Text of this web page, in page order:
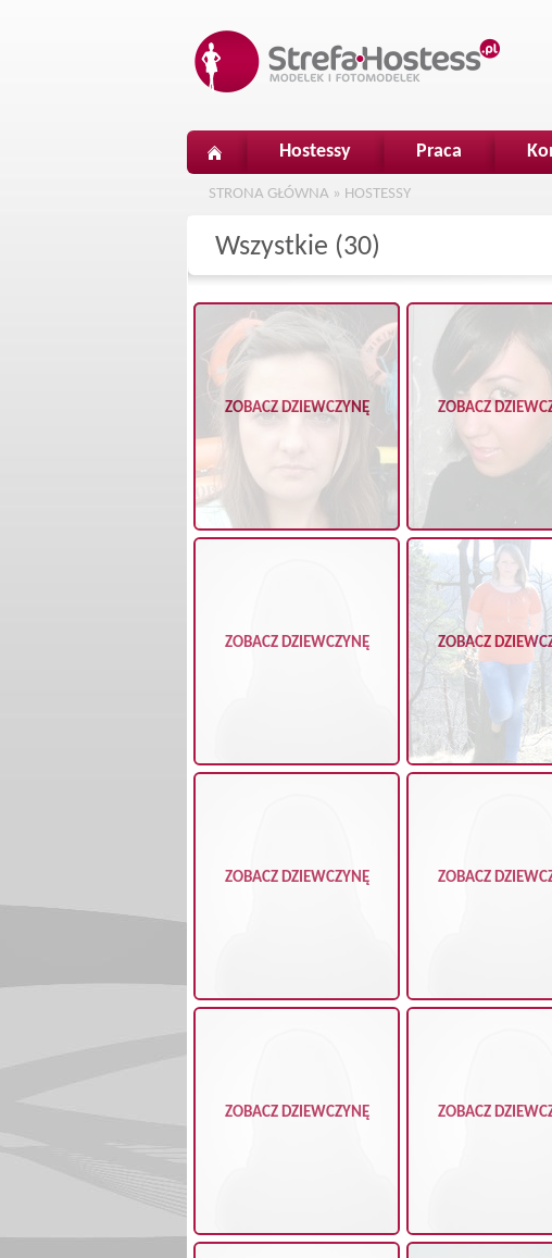
Hostessy Praca
STRONA GŁÓWNA » HOSTESSY
Wszystkie (30)
ZOBACZ DZIEWCZYNĘ ZOBACZ
ZOBACZ DZIEWCZYNĘ ZOBACZ
ZOBACZ DZIEWCZYNĘ ZOBACZ
ZOBACZ DZIEWCZYNĘ ZOBACZ